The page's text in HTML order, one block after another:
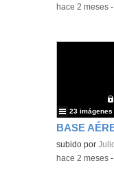
-hace 2 meses
Contenido
subido por
23 imágenes
-hace 2 meses